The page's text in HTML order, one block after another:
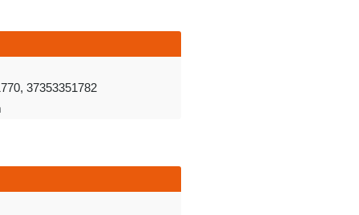
37353351782